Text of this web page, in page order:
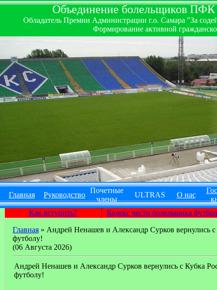
Объединение болельщиков
Обладатель Премии Администрации г.о. Самара "За
Формирование активной
Главная Руководство
Почетные
члены
ULTRAS О нас
Как вступить?
Кодекс чести болельщика
Главная » Андрей Ненашев и Александр Сурков вернулись
футболу!
(06 Августа 2026)
Андрей Ненашев и Александр Сурков вернулись с Кубка
футболу!